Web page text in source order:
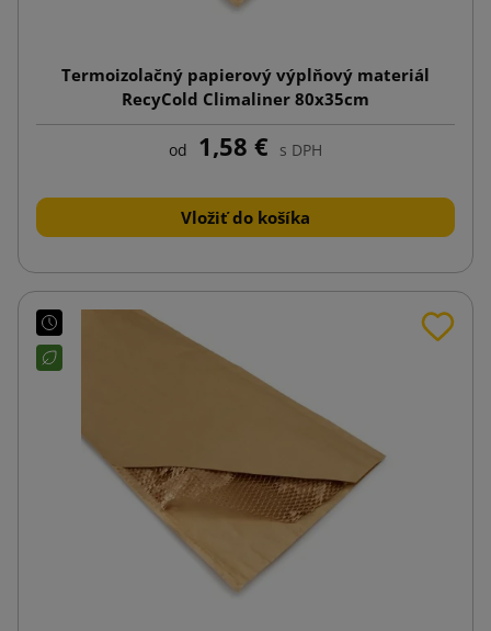
Termoizolačný papierový výplňový materiál
RecyCold Climaliner 80x35cm
od 1,58 € s DPH
Vložiť do košíka